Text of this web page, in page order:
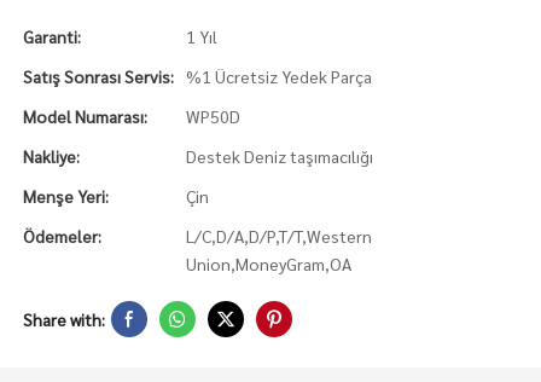
Garanti:
1 Yıl
Satış Sonrası Servis:
%1 Ücretsiz Yedek Parça
Model Numarası:
WP50D
Nakliye:
Destek Deniz taşımacılığı
Menşe Yeri:
Çin
Ödemeler:
L/C,D/A,D/P,T/T,Western
Union,MoneyGram,OA
Share with: